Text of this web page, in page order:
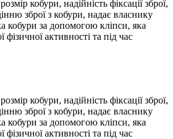
кобури, надійність фіксації зброї,
зброї з кобури, надає власнику
кобури за допомогою кліпси, яка
активності та під час
кобури, надійність фіксації зброї,
зброї з кобури, надає власнику
кобури за допомогою кліпси, яка
активності та під час